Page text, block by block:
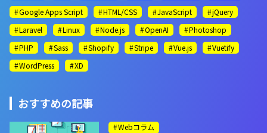
Google Apps Script
HTML/CSS JavaScript
jQuery
Laravel
Linux Node.js OpenAI
Photoshop
PHP
Sass Shopify Stripe Vue.js
Vuetify
WordPress
XD
おすすめの記事
Webコラム